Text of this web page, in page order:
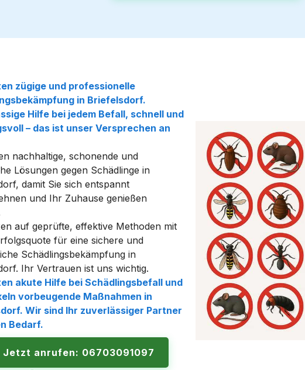
zügige und professionelle
in Briefelsdorf.
Hilfe bei jedem Befall, schnell und
– das ist unser Versprechen an
nachhaltige, schonende und
Lösungen gegen Schädlinge in
damit Sie sich entspannt
und Ihr Zuhause genießen
auf geprüfte, effektive Methoden mit
für eine sichere und
Schädlingsbekämpfung in
Ihr Vertrauen ist uns wichtig.
akute Hilfe bei Schädlingsbefall und
vorbeugende Maßnahmen in
Wir sind Ihr zuverlässiger Partner
Bedarf.
Jetzt anrufen: 06703091097